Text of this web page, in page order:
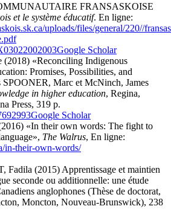
FRANSASKOISE
et le système éducatif. En ligne:
uploads/files/general/220//
Google Scholar
«Reconciling Indigenous
Promises, Possibilities, and
SPOONER, Marc et McNinch, James
in higher education, Regina,
Press, 319 p.
Google Scholar
«In their own words: The fight to
The Walrus, En ligne:
in-their-own-words/
(2015) Apprentissage et maintien
seconde ou additionnelle: une étude
anglophones (Thèse de doctorat,
Moncton, Nouveau-Brunswick), 238